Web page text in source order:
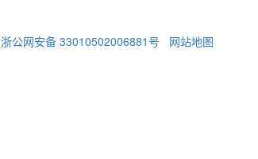
浙公网安备 33010502006881号
网站地图